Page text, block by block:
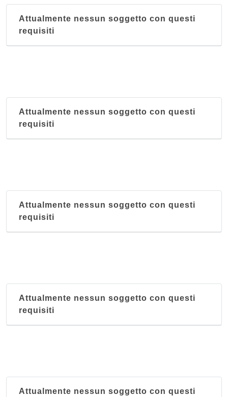
Attualmente nessun soggetto con questi
requisiti
Attualmente nessun soggetto con questi
requisiti
Attualmente nessun soggetto con questi
requisiti
Attualmente nessun soggetto con questi
requisiti
Attualmente nessun soggetto con questi